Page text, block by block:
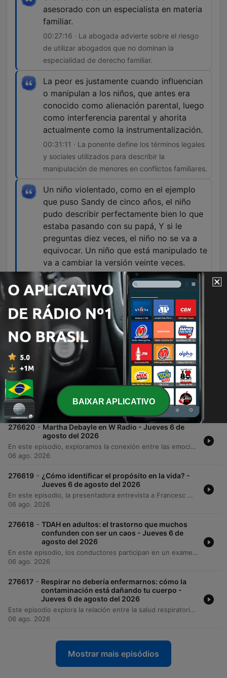
asesorado con un especialista en materia
familiar.
00:27:16 · La abogada advierte sobre el riesgo
de utilizar abogados que no dominan la
especialidad de derecho familiar.
La peor es justamente cuando influencian
o manipulan a los niños, que antes era
conocido como alienación parental, luego
como interferencia parental y ahorita
actualmente como la instrumentalización.
00:31:11 · La ponente define los términos legales
y sociales utilizados para describir la
manipulación de menores en conflictos familiares.
Un niño violentado, como en el ejemplo
que puso Sandy de cinco años, el niño
pudo describir perfectamente bien lo que
estaba pasando con su papá, Y si le
preguntas diez veces, el niño no se va a
equivocar. Un niño que está manipulado te
va a cambiar la versión veinte veces.
00:35:42 · La ponente establece una diferencia
clave entre el testimonio de un niño víctima de
violencia y uno que está siendo manipulado por
un progenitor.
Episódios
276621
Historias de divorcio reales, que terminaron
en desastre - Viernes 7 de agosto del 2026
La especialista en derecho familiar Ana Kudish y su equipo analizan la importancia de la especialización legal para enfrentar dinámicas de violencia económica, emocional y tecnológica en procesos de divorcio. El episodio aborda temas críticos como el ocultamiento de bienes, las tácticas de vigilancia y los peligros de firmar convenios sin asesoría profesional. Asimismo, se explora la problemática de la instrumentalización de los hijos y la interferencia parental, detallando el daño psicológico irreversible que sufren los menores cuando son manipulados por un progenitor. El episodio también relata casos impactantes sobre mecanismos de defensa ante el trauma y las consecuencias legales de las represalias en disputas familiares.
07 ago. 2026
276620 - Martha Debayle en W Radio - Jueves 6 de
agosto del 2026
En este episodio, exploramos la conexión entre las emociones y la salud física, analizando el trastorno por atracón como un mecanismo de gestión del estrés y su relación con la obesidad. También abordamos los riesgos respiratorios derivados de la contaminación ambiental y las emisiones volcánicas en la Ciudad de México, advirtiendo sobre la importancia de no normalizar síntomas persistentes. Finalmente, profundizamos en el diagnóstico y la manifestación del TDAH en adultos, desde la hiperactividad mental hasta la disfunción ejecutiva. El programa concluye con una reflexión sobre el concepto japonés 'Ikigai', analizando cómo las nuevas generaciones buscan un propósito de vida que integre la pasión, la vocación y la contribución al mundo.
06 ago. 2026
276619 - ¿Cómo identificar el propósito en la vida? -
Jueves 6 de agosto del 2026
En este episodio, la presentadora entrevista a Francesc Miralles sobre su libro 'Ikigai', explorando el concepto japonés del propósito de vida y sus cuatro pilares fundamentales: lo que amas, en lo que eres bueno, por lo que te pueden pagar y lo que el mundo necesita. Asimismo, se analiza cómo encontrar y redefinir este propósito a través de la exploración y la acción. La conversación aborda la importancia de la reinvención ante las crisis vitales y la idea de que el Ikigai es un elemento mutable que evoluciona con nuestras etapas de vida.
06 ago. 2026
276618 - TDAH en adultos: el trastorno que muchos
confunden con ser un caos - Jueves 6 de
agosto del 2026
En este episodio, los conductores participan en un examen médico sorpresa sobre cirugía y alergias antes de profundizar en la evaluación de síntomas de TDAH en adultos. A través de una escala de autorreporte, se analizan las manifestaciones del trastorno, como la dificultad para esperar, la impulsividad y el hiperfoco. El programa explora la neurociencia detrás del TDAH, detallando la hiperactividad de la red por defecto y las estrategias compensatorias como el hiperperfeccionismo. Finalmente, se discuten los tratamientos farmacológicos y conductuales, subrayando la importancia de un diagnóstico profesional para prevenir consecuencias como la ansiedad y la depresión.
06 ago. 2026
276617 - Respirar no debería enfermarnos: cómo la
contaminación está dañando tu cuerpo -
Jueves 6 de agosto del 2026
Este episodio explora la relación entre la salud respiratoria y los factores ambientales, comenzando con una dinámica de dicción para ilustrar la coordinación motora. Los especialistas analizan cómo la contaminación por micropartículas PM2.5, las emisiones volcánicas y el cambio climático incrementan los riesgos de enfermedades como asma, rinitis y cáncer de pulmón. Además, se discute la importancia de no normalizar síntomas crónicos y cómo factores como el reflujo gastroesofágico pueden afectar las vías respiratorias. El panel concluye respondiendo dudas de la audiencia sobre alergias infantiles, diagnósticos precisos y casos médicos complejos.
06 ago. 2026
Mostrar mais episódios
BAIXAR APLICATIVO